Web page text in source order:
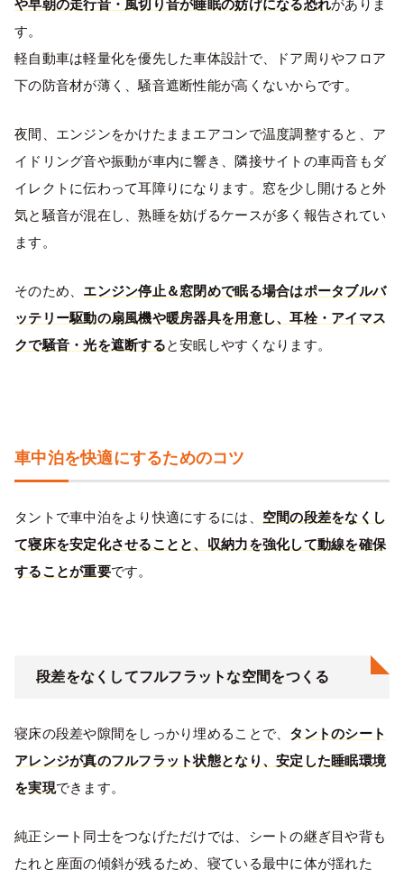
や早朝の走行音・風切り音が睡眠の妨げになる恐れがありま
す。
軽自動車は軽量化を優先した車体設計で、ドア周りやフロア
下の防音材が薄く、騒音遮断性能が高くないからです。
夜間、エンジンをかけたままエアコンで温度調整すると、ア
イドリング音や振動が車内に響き、隣接サイトの車両音もダ
イレクトに伝わって耳障りになります。窓を少し開けると外
気と騒音が混在し、熟睡を妨げるケースが多く報告されてい
ます。
そのため、 エンジン停止＆窓閉めで眠る場合はポータブルバ
ッテリー駆動の扇風機や暖房器具を用意し、耳栓・アイマス
クで騒音・光を遮断すると安眠しやすくなります。
車中泊を快適にするためのコツ
タントで車中泊をより快適にするには、 空間の段差をなくし
て寝床を安定化させることと、収納力を強化して動線を確保
することが重要です。
段差をなくしてフルフラットな空間をつくる
寝床の段差や隙間をしっかり埋めることで、 タントのシート
アレンジが真のフルフラット状態となり、安定した睡眠環境
を実現できます。
純正シート同士をつなげただけでは、シートの継ぎ目や背も
たれと座面の傾斜が残るため、寝ている最中に体が揺れた